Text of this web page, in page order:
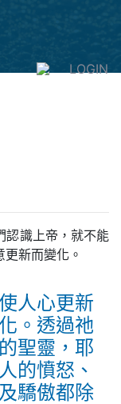
LOGIN
認識上帝，就不能
新而變化。
人心更新
。透過祂
聖靈，耶
的憤怒、
驕傲都除